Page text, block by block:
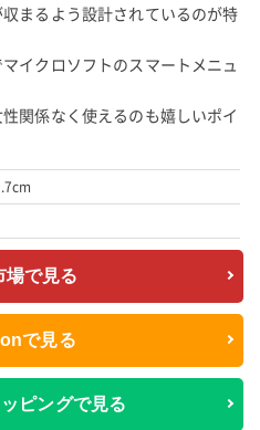
まるよう設計されているのが特
イクロソフトのスマートメニュ
関係なく使えるのも嬉しいポイ
場で見る
で見る
ピングで見る